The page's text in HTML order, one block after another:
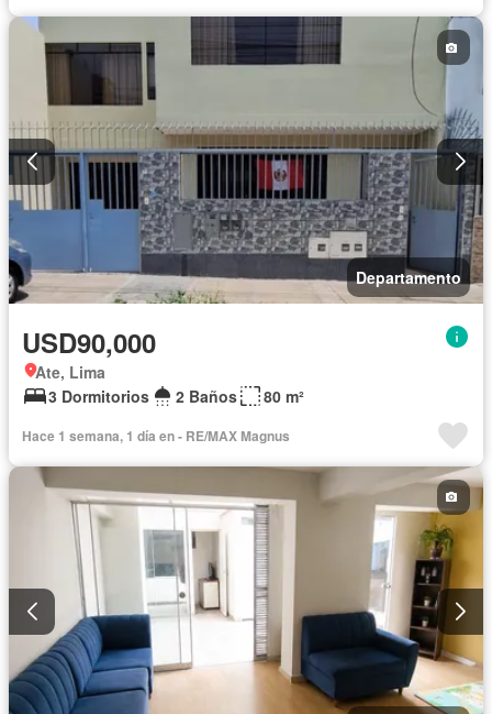
Departamento
USD90,000
Ate, Lima
3 Dormitorios
2 Baños 80 m²
Hace 1 semana, 1 día en - RE/MAX Magnus